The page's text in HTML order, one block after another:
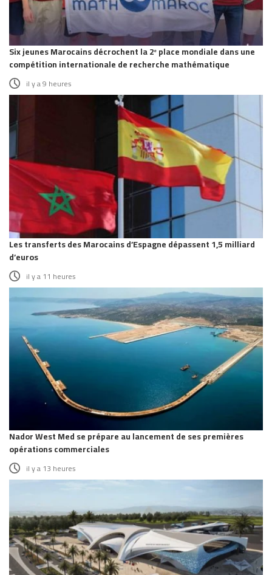
Six jeunes Marocains décrochent la 2ᵉ place mondiale dans une
compétition internationale de recherche mathématique
il y a 9 heures
Les transferts des Marocains d’Espagne dépassent 1,5 milliard
d’euros
il y a 11 heures
Nador West Med se prépare au lancement de ses premières
opérations commerciales
il y a 13 heures